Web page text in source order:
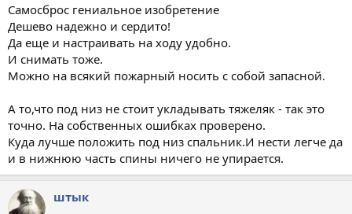
Самосброс гениальное изобретение
Дешево надежно и сердито!
Да еще и настраивать на ходу удобно.
И снимать тоже.
Можно на всякий пожарный носить с собой запасной.
А то,что под низ не стоит укладывать тяжеляк - так это
точно. На собственных ошибках проверено.
Куда лучше положить под низ спальник.И нести легче да
и в нижнюю часть спины ничего не упирается.
штык